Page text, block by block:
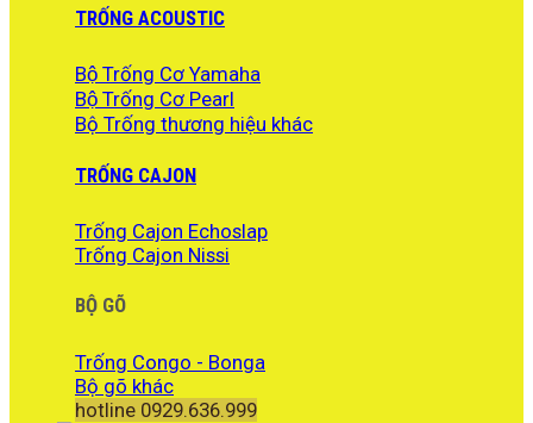
TRỐNG ACOUSTIC
Bộ Trống Cơ Yamaha
Bộ Trống Cơ Pearl
Bộ Trống thương hiệu khác
TRỐNG CAJON
Trống Cajon Echoslap
Trống Cajon Nissi
BỘ GÕ
Trống Congo - Bonga
Bộ gõ khác
hotline 0929.636.999